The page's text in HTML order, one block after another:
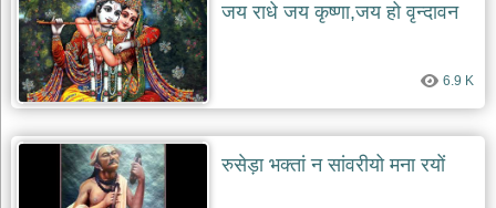
जय राधे जय कृष्णा,जय हो वृन्दावन
6.9 K
रुसेड़ा भक्तां न सांवरीयो मना रयों